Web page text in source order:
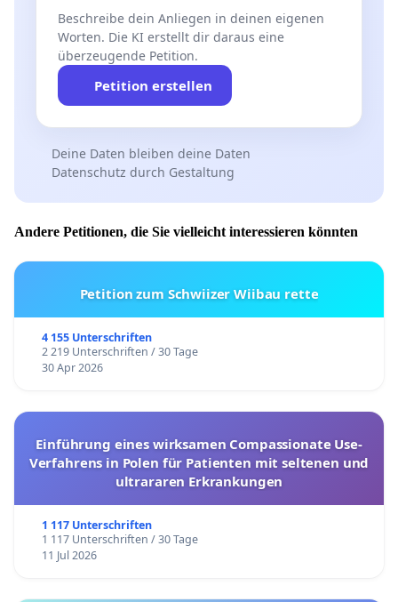
Beschreibe dein Anliegen in deinen eigenen
Worten. Die KI erstellt dir daraus eine
überzeugende Petition.
Petition erstellen
Deine Daten bleiben deine Daten
Datenschutz durch Gestaltung
Andere Petitionen, die Sie vielleicht interessieren könnten
Petition zum Schwiizer Wiibau rette
4 155 Unterschriften
2 219 Unterschriften / 30 Tage
30 Apr 2026
Einführung eines wirksamen Compassionate Use-
Verfahrens in Polen für Patienten mit seltenen und
ultrararen Erkrankungen
1 117 Unterschriften
1 117 Unterschriften / 30 Tage
11 Jul 2026